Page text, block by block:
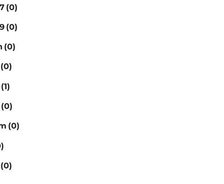
(0)
(0)
(0)
(0)
(1)
(0)
(0)
(0)